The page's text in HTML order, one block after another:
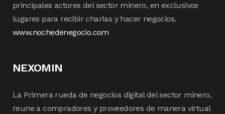
principales actores del sector minero, en exclusivos
lugares para recibir charlas y hacer negocios.
www.nochedenegocio.com
NEXOMIN
La Primera rueda de negocios digital del sector minero,
reune a compradores y proveedores de manera virtual